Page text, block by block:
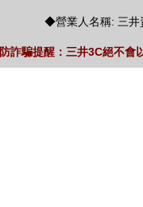
◆營業人名稱: 三井
防詐騙提醒：三井3C絕不會